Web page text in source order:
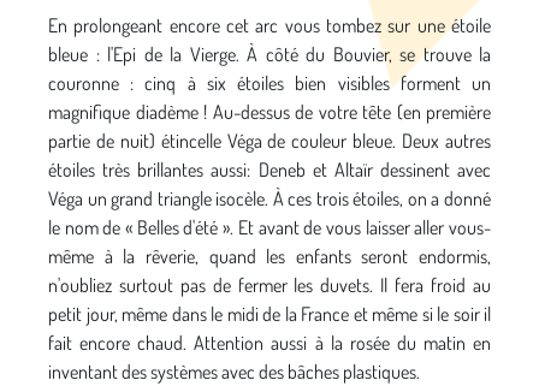
En prolongeant encore cet arc vous tombez sur une étoile
bleue : l'Epi de la Vierge. À côté du Bouvier, se trouve la
couronne : cinq à six étoiles bien visibles forment un
magnifique diadème ! Au-dessus de votre tête (en première
partie de nuit) étincelle Véga de couleur bleue. Deux autres
étoiles très brillantes aussi: Deneb et Altaïr dessinent avec
Véga un grand triangle isocèle. À ces trois étoiles, on a donné
le nom de « Belles d'été ». Et avant de vous laisser aller vous-
même à la rêverie, quand les enfants seront endormis,
n'oubliez surtout pas de fermer les duvets. Il fera froid au
petit jour, même dans le midi de la France et même si le soir il
fait encore chaud. Attention aussi à la rosée du matin en
inventant des systèmes avec des bâches plastiques.